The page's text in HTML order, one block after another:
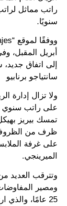
سنويًا.
أبريل المقبل،
إلى اتفاق
سانتياجو برنابيو
ولا تزال إدارة
تمسك بيريز
ظرف من
على غرفة
الميرينجي.
وتترقب العديد
ومصير
25 عامًا،